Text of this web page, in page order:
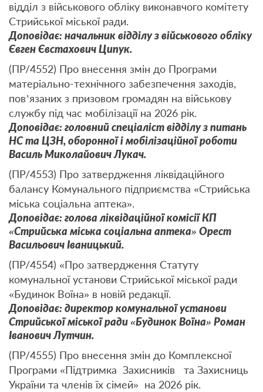
відділ з військового обліку виконавчого комітету
Стрийської міської ради.
Доповідає: начальник відділу з військового обліку
Євген Євстахович Ципук.
(ПР/4552) Про внесення змін до Програми
матеріально-технічного забезпечення заходів,
пов’язаних з призовом громадян на військову
службу під час мобілізації на 2026 рік.
Доповідає: головний спеціаліст відділу з питань
НС та ЦЗН, оборонної і мобілізаційної роботи
Василь Миколайович Лукач.
(ПР/4553) Про затвердження ліквідаційного
балансу Комунального підприємства «Стрийська
міська соціальна аптека».
Доповідає: голова ліквідаційної комісії КП
«Стрийська міська соціальна аптека» Орест
Васильович Іваницький.
(ПР/4554) «Про затвердження Статуту
комунальної установи Стрийської міської ради
«Будинок Воїна» в новій редакції.
Доповідає: директор комунальної установи
Стрийської міської ради «Будинок Воїна» Роман
Іванович Лутчин.
(ПР/4555) Про внесення змін до Комплексної
Програми «Підтримка Захисників та Захисниць
України та членів їх сімей» на 2026 рік.